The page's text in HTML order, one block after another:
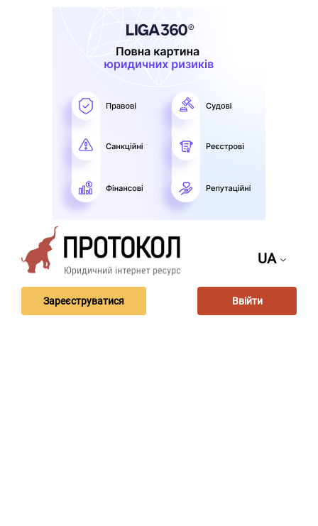
UA
Зареєструватися Ввійти